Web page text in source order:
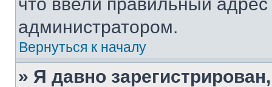
администратором.
Вернуться к началу
» Я давно